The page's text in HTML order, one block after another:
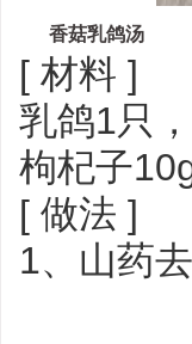
香菇乳鸽汤
[ 材料 ]
乳鸽1只
枸杞子
[ 做法 ]
1、山药